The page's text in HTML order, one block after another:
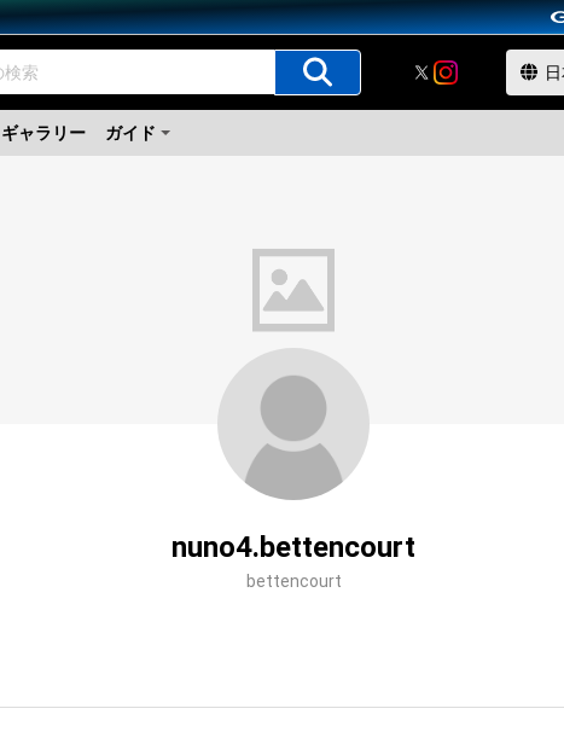
ギャラリー ガイド
nuno4.bettencourt
bettencourt